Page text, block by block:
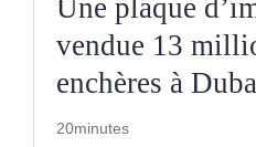
Une plaque
vendue 13
enchères à
20minutes